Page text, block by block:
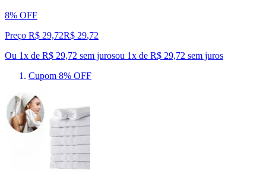
8% OFF
Preço R$ 29,72R$ 29,72
Ou 1x de R$ 29,72 sem jurosou 1x de R$ 29,72 sem juros
Cupom 8% OFF